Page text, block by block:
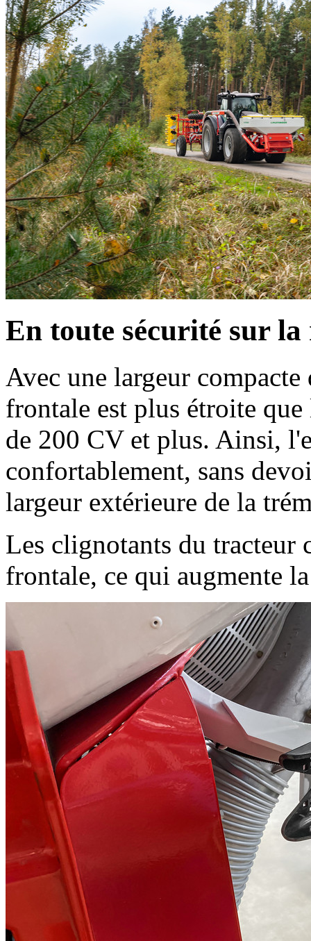
En toute sécurité sur la
Avec une largeur
frontale est plus étroite
de 200 CVet plus. Ainsi,
confortablement, sans
largeur extérieure de la
Les clignotants du tracteur
frontale, ce qui augmente